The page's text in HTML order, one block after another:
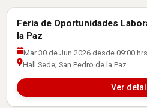
Actividades con Empresas
Feria de Oportunidades
la Paz
Mar 30 de Jun 2026 desde 09:00
Hall Sede; San Pedro de la Paz
Ver